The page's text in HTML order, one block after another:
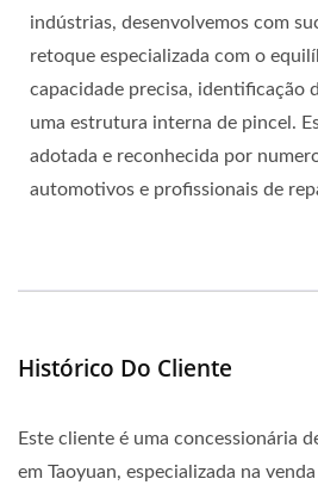
indústrias, desenvolvemos com
retoque especializada com o
capacidade precisa, identificação
uma estrutura interna de pincel.
adotada e reconhecida por
automotivos e profissionais de
Histórico Do Cliente
Este cliente é uma concessionária
em Taoyuan, especializada na